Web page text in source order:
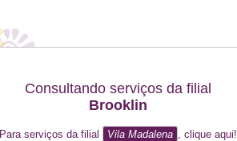
Consultando serviços da filial
Brooklin
Para serviços da filial Vila Madalena , clique aqui!